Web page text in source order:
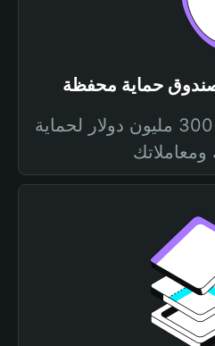
صندوق حماية بقيمة 300 مليون دولار لحماية